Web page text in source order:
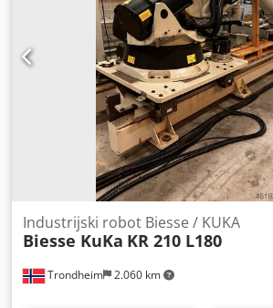
Trondheim 2.060 km
Industrijski robot Biesse / KUKA
Biesse KuKa KR 210 L180